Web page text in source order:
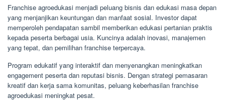
Franchise agroedukasi menjadi peluang bisnis dan edukasi masa depan
yang menjanjikan keuntungan dan manfaat sosial. Investor dapat
memperoleh pendapatan sambil memberikan edukasi pertanian praktis
kepada peserta berbagai usia. Kuncinya adalah inovasi, manajemen
yang tepat, dan pemilihan franchise terpercaya.
Program edukatif yang interaktif dan menyenangkan meningkatkan
engagement peserta dan reputasi bisnis. Dengan strategi pemasaran
kreatif dan kerja sama komunitas, peluang keberhasilan franchise
agroedukasi meningkat pesat.